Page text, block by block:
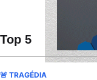
Top 5
🚨 TRAGÉDIA